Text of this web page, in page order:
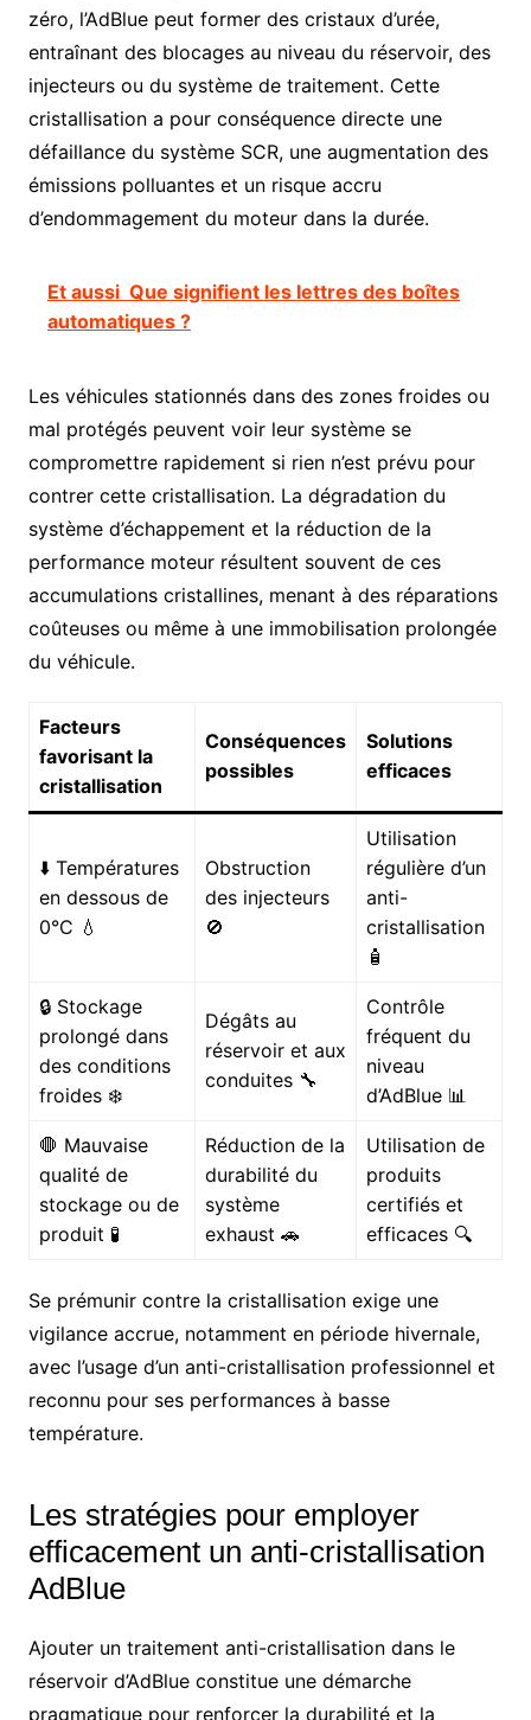
zéro, l’AdBlue peut former des cristaux d’urée,
entraînant des blocages au niveau du réservoir, des
injecteurs ou du système de traitement. Cette
cristallisation a pour conséquence directe une
défaillance du système SCR, une augmentation des
émissions polluantes et un risque accru
d’endommagement du moteur dans la durée.
Et aussi Que signifient les lettres des boîtes
automatiques ?
Les véhicules stationnés dans des zones froides ou
mal protégés peuvent voir leur système se
compromettre rapidement si rien n’est prévu pour
contrer cette cristallisation. La dégradation du
système d’échappement et la réduction de la
performance moteur résultent souvent de ces
accumulations cristallines, menant à des réparations
coûteuses ou même à une immobilisation prolongée
du véhicule.
Facteurs
favorisant la
cristallisation
Conséquences
possibles
Solutions
efficaces
⬇️ Températures
en dessous de
0°C 💧
Obstruction
des injecteurs
🚫
Utilisation
régulière d’un
anti-
cristallisation
🧴
🔒 Stockage
prolongé dans
des conditions
froides ❄️
Dégâts au
réservoir et aux
conduites 🔧
Contrôle
fréquent du
niveau
d’AdBlue 📊
🛑 Mauvaise
qualité de
stockage ou de
produit 🧪
Réduction de la
durabilité du
système
exhaust 🚗
Utilisation de
produits
certifiés et
efficaces 🔍
Se prémunir contre la cristallisation exige une
vigilance accrue, notamment en période hivernale,
avec l’usage d’un anti-cristallisation professionnel et
reconnu pour ses performances à basse
température.
Les stratégies pour employer
efficacement un anti-cristallisation
AdBlue
Ajouter un traitement anti-cristallisation dans le
réservoir d’AdBlue constitue une démarche
pragmatique pour renforcer la durabilité et la